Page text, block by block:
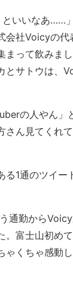
といいなあ……
会社Voicyの代
まって飲みま
とサトウは、
の人やん」
さん見てくれ
る1通のツイー
通勤から
。富士山初め
ゃくちゃ感動